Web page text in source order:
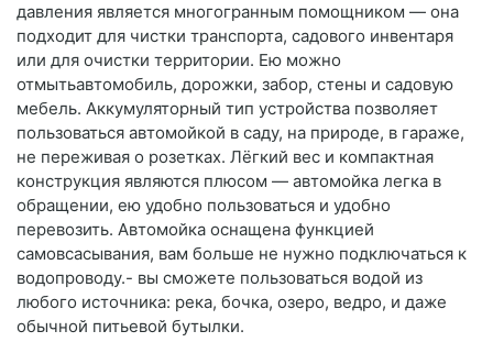
давления является многогранным помощником — она
подходит для чистки транспорта, садового инвентаря
или для очистки территории. Ею можно
отмытьавтомобиль, дорожки, забор, стены и садовую
мебель. Аккумуляторный тип устройства позволяет
пользоваться автомойкой в саду, на природе, в гараже,
не переживая о розетках. Лёгкий вес и компактная
конструкция являются плюсом — автомойка легка в
обращении, ею удобно пользоваться и удобно
перевозить. Автомойка оснащена функцией
самовсасывания, вам больше не нужно подключаться к
водопроводу.- вы сможете пользоваться водой из
любого источника: река, бочка, озеро, ведро, и даже
обычной питьевой бутылки.